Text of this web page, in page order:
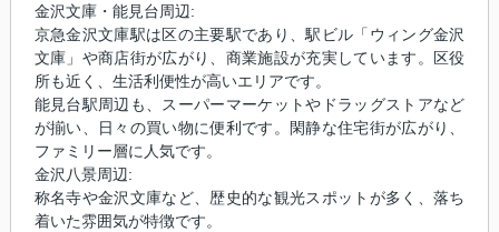
金沢文庫・能見台周辺:
京急金沢文庫駅は区の主要駅であり、駅ビル「ウィング金沢
文庫」や商店街が広がり、商業施設が充実しています。区役
所も近く、生活利便性が高いエリアです。
能見台駅周辺も、スーパーマーケットやドラッグストアなど
が揃い、日々の買い物に便利です。閑静な住宅街が広がり、
ファミリー層に人気です。
金沢八景周辺:
称名寺や金沢文庫など、歴史的な観光スポットが多く、落ち
着いた雰囲気が特徴です。